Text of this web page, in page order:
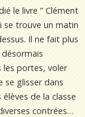
le livre ” Clément
se trouve un matin
Il ne fait plus
désormais
les portes, voler
se glisser dans
de la classe
contrées…